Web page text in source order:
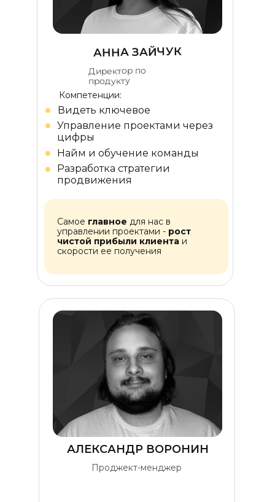
Компетенции:
Видеть ключевое
Найм и обучение команды
Управление проектами через
цифры
Самое главное для нас в
управлении проектами - рост
чистой прибыли клиента и
скорости ее получения
Разработка стратегии
продвижения
АННА ЗАЙЧУК
Проджект-менджер
АЛЕКСАНДР ВОРОНИН
Директор по
продукту